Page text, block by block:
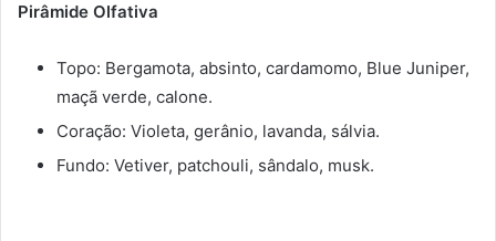
Pirâmide Olfativa
Topo: Bergamota, absinto, cardamomo, Blue Juniper,
maçã verde, calone.
Coração: Violeta, gerânio, lavanda, sálvia.
Fundo: Vetiver, patchouli, sândalo, musk.